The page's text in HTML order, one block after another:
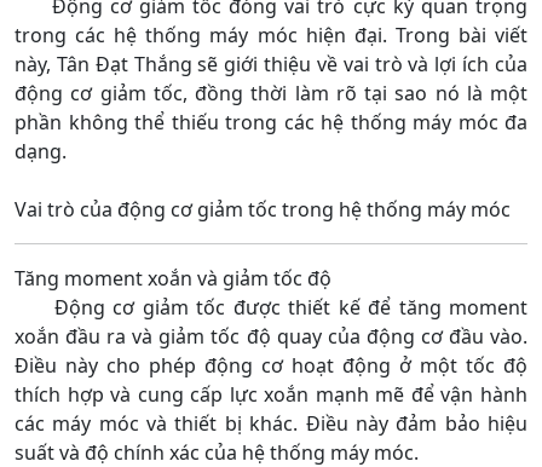
Động cơ giảm tốc đóng vai trò cực kỳ quan trọng
trong các hệ thống máy móc hiện đại. Trong bài viết
này, Tân Đạt Thắng sẽ giới thiệu về vai trò và lợi ích của
động cơ giảm tốc, đồng thời làm rõ tại sao nó là một
phần không thể thiếu trong các hệ thống máy móc đa
dạng.
Vai trò của động cơ giảm tốc trong hệ thống máy móc
Tăng moment xoắn và giảm tốc độ
Động cơ giảm tốc được thiết kế để tăng moment
xoắn đầu ra và giảm tốc độ quay của động cơ đầu vào.
Điều này cho phép động cơ hoạt động ở một tốc độ
thích hợp và cung cấp lực xoắn mạnh mẽ để vận hành
các máy móc và thiết bị khác. Điều này đảm bảo hiệu
suất và độ chính xác của hệ thống máy móc.